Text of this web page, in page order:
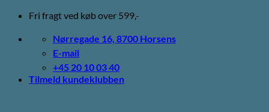
Fortsæt
indhold
Fri fragt ved køb over 599,-
Nørregade 16, 8700 Horsens
E-mail
+45 20 10 03 40
Tilmeld kundeklubben